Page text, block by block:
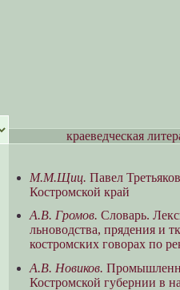
краеведческая
М.М.Щиц. Павел
Костромской край
А.В. Громов. Словарь.
льноводства, прядения и
костромских говорах по
А.В. Новиков.
Костромской губернии в